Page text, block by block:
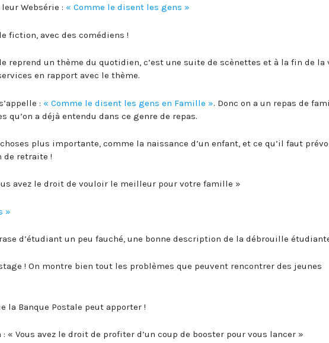
Websérie : « Comme le disent les gens »
fiction, avec des comédiens !
reprend un thème du quotidien, c’est une suite de scènettes et à la fin de la
en rapport avec le thème.
: « Comme le disent les gens en Famille ». Donc on a un repas de
qu’on a déjà entendu dans ce genre de repas.
plus importante, comme la naissance d’un enfant, et ce qu’il faut
de retraite !
avez le droit de vouloir le meilleur pour votre famille »
»
d’étudiant un peu fauché, une bonne description de la débrouille
! On montre bien tout les problèmes que peuvent rencontrer des jeunes
la Banque Postale peut apporter !
« Vous avez le droit de profiter d’un coup de booster pour vous lancer »